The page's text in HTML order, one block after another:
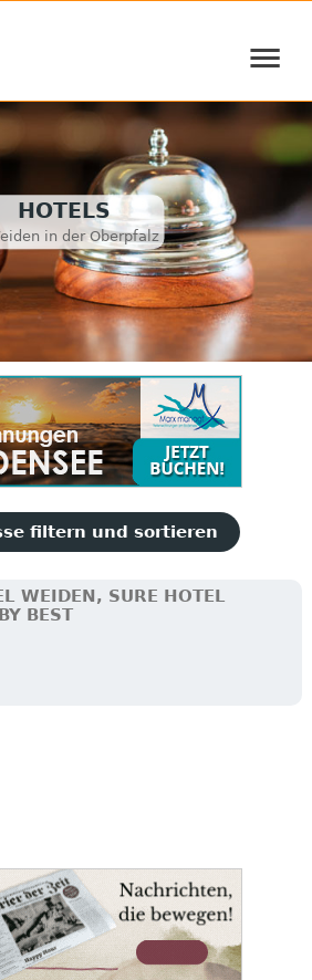
≡
HOTELS
in der Oberpfalz
filtern und sortieren
WEIDEN, SURE HOTEL
BEST